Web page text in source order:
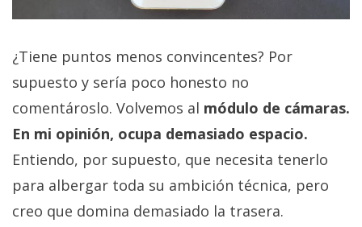
¿Tiene puntos menos convincentes? Por
supuesto y sería poco honesto no
comentároslo. Volvemos al módulo de cámaras.
En mi opinión, ocupa demasiado espacio.
Entiendo, por supuesto, que necesita tenerlo
para albergar toda su ambición técnica, pero
creo que domina demasiado la trasera.